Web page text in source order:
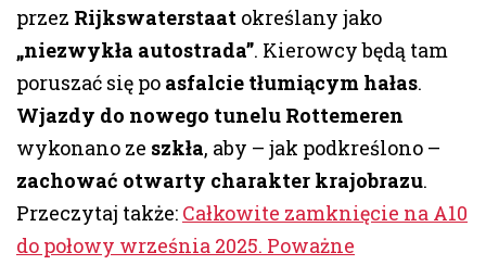
przez Rijkswaterstaat określany jako
„niezwykła autostrada”. Kierowcy będą tam
poruszać się po asfalcie tłumiącym hałas.
Wjazdy do nowego tunelu Rottemeren
wykonano ze szkła, aby – jak podkreślono –
zachować otwarty charakter krajobrazu.
Przeczytaj także: Całkowite zamknięcie na A10
do połowy września 2025. Poważne